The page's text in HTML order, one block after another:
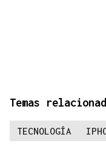
Temas
TECNOLOGÍA